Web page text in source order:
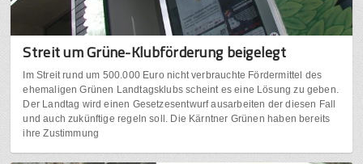
Streit um Grüne-Klubförderung beigelegt
Im Streit rund um 500.000 Euro nicht verbrauchte Fördermittel des
ehemaligen Grünen Landtagsklubs scheint es eine Lösung zu geben.
Der Landtag wird einen Gesetzesentwurf ausarbeiten der diesen Fall
und auch zukünftige regeln soll. Die Kärntner Grünen haben bereits
ihre Zustimmung